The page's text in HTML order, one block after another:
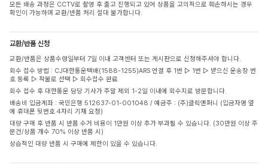
모든 배송 과정은 CCTV로 촬영 후 출고 진행되고 있어 상품을 고의적으로 훼손하시는 경우
확인이 가능하며 교환/반품 처리 절대 불가합니다.
교환/반품 신청
교환/반품은 상품수령일부터 7일 이내 고객센터 또는 게시판으로 신청해주셔야 합니다.
회수 접수 방법 : CJ대한통운택배(1588-1255)ARS 연결 후 1번 ▷ 1번 ▷ 받으신 운송장 번
호 등록 ▷ 착불로 선택 ▷ 회수접수 완료
회수 접수 후 대한통운 담당 기사가 주말 제외 1-2일 이내에 회수지로 방문합니다.
배송비 입금계좌 : 국민은행 512637-01-001048 / 예금주 : (주)클릭앤퍼니 (입금자명 옆
에 휴대폰 뒷번호 4자리 기재 요청)
대량 구매 후 반품 시 반품 수거 비용이 1만원 이상 추가 부과될 수 있습니다. (30만원 이상 주
문건/상품 개수 70% 이상 반품 시)
상습적인 대량 반품 시 구매에 제한이 있을 수 있습니다.